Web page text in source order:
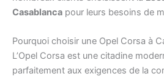
Casablanca pour leurs besoins de
Pourquoi choisir une Opel Corsa à
L’Opel Corsa est une citadine
parfaitement aux exigences de la